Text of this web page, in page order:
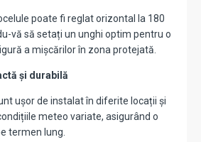
poate fi reglat orizontal la 180
vă să setați un unghi optim pentru o
a mișcărilor în zona protejată.
și durabilă
ușor de instalat în diferite locații și
meteo variate, asigurând o
termen lung.